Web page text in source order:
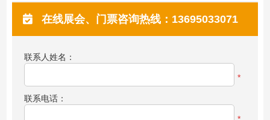
在线展会、门票咨询热线：13695033071
联系人姓名：
*
联系电话：